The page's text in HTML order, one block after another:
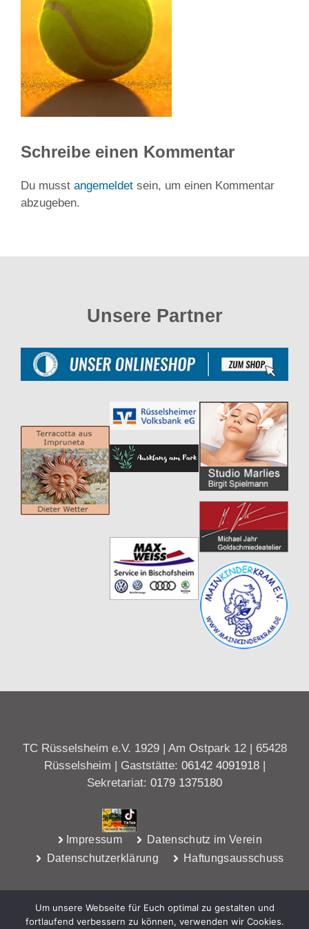
Schreibe einen Kommentar
Du musst angemeldet sein, um einen Kommentar
abzugeben.
Unsere Partner
TC Rüsselsheim e.V. 1929 | Am Ostpark 12 | 65428
Rüsselsheim | Gaststätte: 06142 4091918|
Sekretariat: 0179 1375180
Impressum
Datenschutz im Verein
Datenschutzerklärung
Haftungsausschuss
Um unsere Webseite für Euch optimal zu gestalten und
fortlaufend verbessern zu können, verwenden wir Cookies.